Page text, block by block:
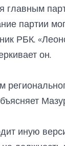
главным
партии
РБК.
он.
иную